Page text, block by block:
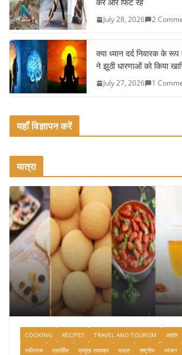
k
July 28, 2026 2
क्या ध्यान दर्द निवारक के
ने झूठी धारणाओं को किया
July 27, 2026 1
यहाँ विज्ञापन करें
यात्रा
COOKING RECIPES TRAVEL AND TOURISM आहार
नवीनतम
प्रदर्शित प्रमुख समाचार यात्रा राष्ट्रीय व्यंजन